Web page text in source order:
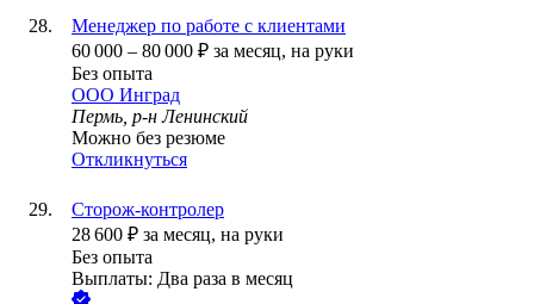
Менеджер по работе с клиентами
60 000 – 80 000 ₽ за месяц, на руки
Без опыта
ООО Инград
Пермь, р-н Ленинский
Можно без резюме
Откликнуться
Сторож-контролер
28 600 ₽ за месяц, на руки
Без опыта
Выплаты: Два раза в месяц